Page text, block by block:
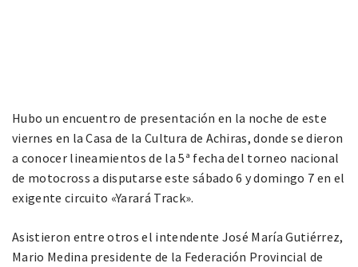
Hubo un encuentro de presentación en la noche de este
viernes en la Casa de la Cultura de Achiras, donde se dieron
a conocer lineamientos de la 5ª fecha del torneo nacional
de motocross a disputarse este sábado 6 y domingo 7 en el
exigente circuito «Yarará Track».
Asistieron entre otros el intendente José María Gutiérrez,
Mario Medina presidente de la Federación Provincial de